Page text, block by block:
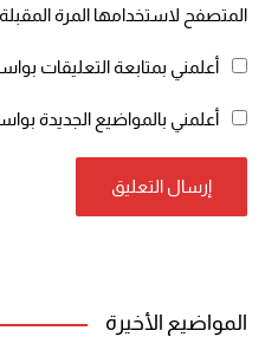
المتصفح لاستخدامها المرة
أعلمني بمتابعة التعليقات
أعلمني بالمواضيع الجديدة
المواضيع الأخيرة